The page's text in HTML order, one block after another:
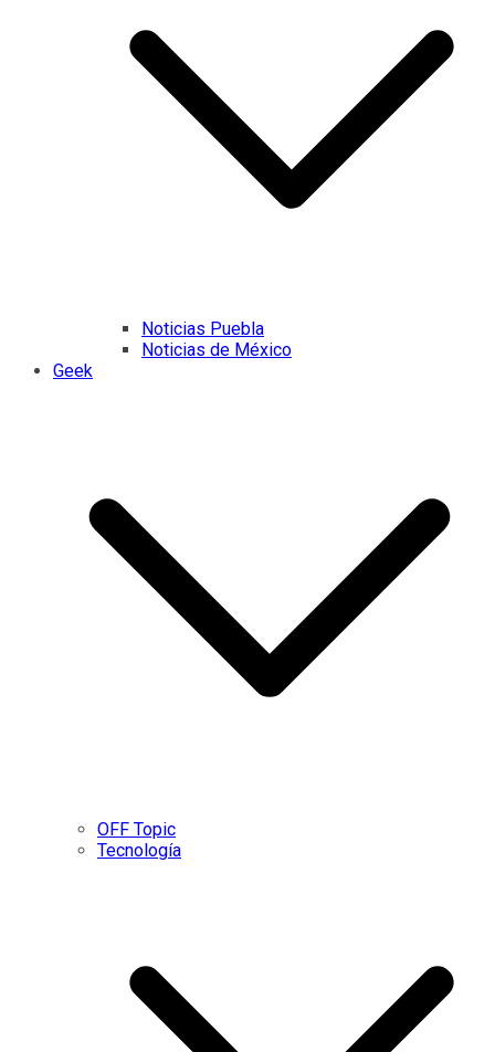
Noticias Puebla
Noticias de México
Geek
OFF Topic
Tecnología